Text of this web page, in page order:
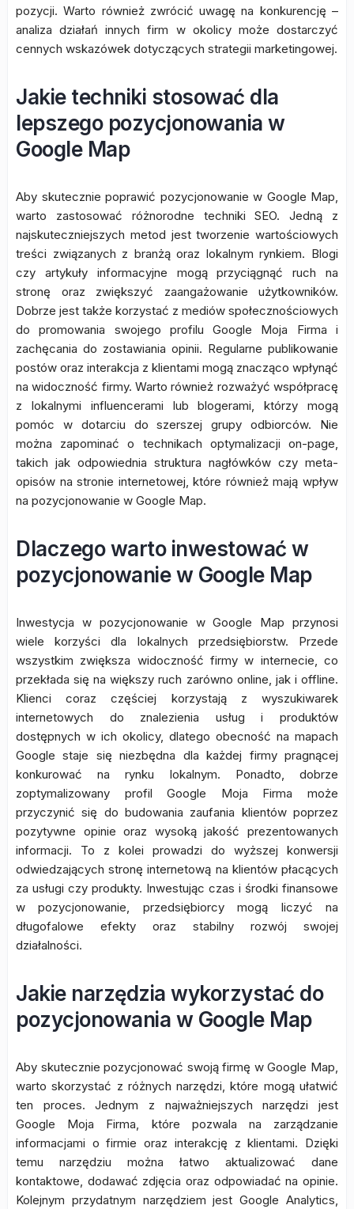
pozycji. Warto również zwrócić uwagę na konkurencję –
analiza działań innych firm w okolicy może dostarczyć
cennych wskazówek dotyczących strategii marketingowej.
Jakie techniki stosować dla
lepszego pozycjonowania w
Google Map
Aby skutecznie poprawić pozycjonowanie w Google Map,
warto zastosować różnorodne techniki SEO. Jedną z
najskuteczniejszych metod jest tworzenie wartościowych
treści związanych z branżą oraz lokalnym rynkiem. Blogi
czy artykuły informacyjne mogą przyciągnąć ruch na
stronę oraz zwiększyć zaangażowanie użytkowników.
Dobrze jest także korzystać z mediów społecznościowych
do promowania swojego profilu Google Moja Firma i
zachęcania do zostawiania opinii. Regularne publikowanie
postów oraz interakcja z klientami mogą znacząco wpłynąć
na widoczność firmy. Warto również rozważyć współpracę
z lokalnymi influencerami lub blogerami, którzy mogą
pomóc w dotarciu do szerszej grupy odbiorców. Nie
można zapominać o technikach optymalizacji on-page,
takich jak odpowiednia struktura nagłówków czy meta-
opisów na stronie internetowej, które również mają wpływ
na pozycjonowanie w Google Map.
Dlaczego warto inwestować w
pozycjonowanie w Google Map
Inwestycja w pozycjonowanie w Google Map przynosi
wiele korzyści dla lokalnych przedsiębiorstw. Przede
wszystkim zwiększa widoczność firmy w internecie, co
przekłada się na większy ruch zarówno online, jak i offline.
Klienci coraz częściej korzystają z wyszukiwarek
internetowych do znalezienia usług i produktów
dostępnych w ich okolicy, dlatego obecność na mapach
Google staje się niezbędna dla każdej firmy pragnącej
konkurować na rynku lokalnym. Ponadto, dobrze
zoptymalizowany profil Google Moja Firma może
przyczynić się do budowania zaufania klientów poprzez
pozytywne opinie oraz wysoką jakość prezentowanych
informacji. To z kolei prowadzi do wyższej konwersji
odwiedzających stronę internetową na klientów płacących
za usługi czy produkty. Inwestując czas i środki finansowe
w pozycjonowanie, przedsiębiorcy mogą liczyć na
długofalowe efekty oraz stabilny rozwój swojej
działalności.
Jakie narzędzia wykorzystać do
pozycjonowania w Google Map
Aby skutecznie pozycjonować swoją firmę w Google Map,
warto skorzystać z różnych narzędzi, które mogą ułatwić
ten proces. Jednym z najważniejszych narzędzi jest
Google Moja Firma, które pozwala na zarządzanie
informacjami o firmie oraz interakcję z klientami. Dzięki
temu narzędziu można łatwo aktualizować dane
kontaktowe, dodawać zdjęcia oraz odpowiadać na opinie.
Kolejnym przydatnym narzędziem jest Google Analytics,